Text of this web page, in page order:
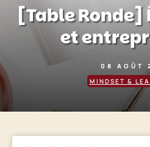
[Table
et
08 AOÛT
MINDSET &